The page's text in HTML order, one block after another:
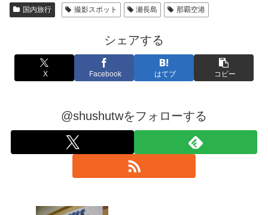
国内旅行 撮影スポット 瀬長島 那覇空港
シェアする
X Facebook はてブ コピー
@shushutwをフォローする